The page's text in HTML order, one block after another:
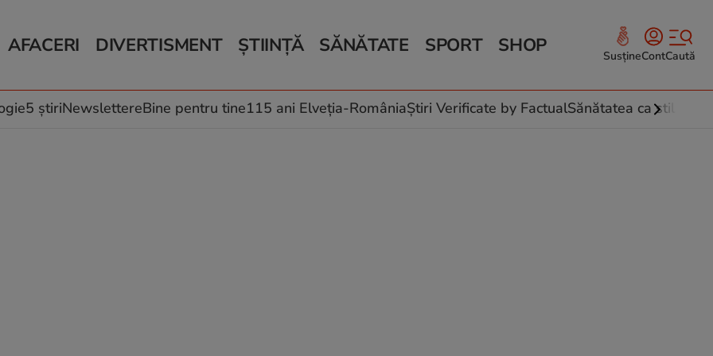
AFACERI
Auto
Locuri de muncă
DIVERTISMENT
Horoscop
Muzică și Filme
ȘTIINȚĂ
Schimbări climatice
SĂNĂTATE
Relații
Rețete culinare
SPORT SHOP SusțineContCaută
5 știriNewslettereBine pentru tine115 ani Elveția-RomâniaȘtiri Verificate by FactualSănătatea ca stil de